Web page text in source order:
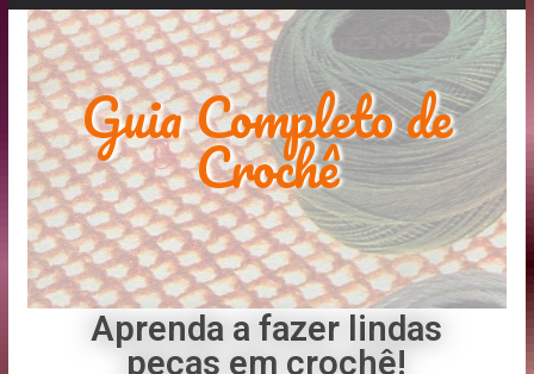
Guia Completo de
Crochê
Aprenda a fazer lindas
peças em crochê!